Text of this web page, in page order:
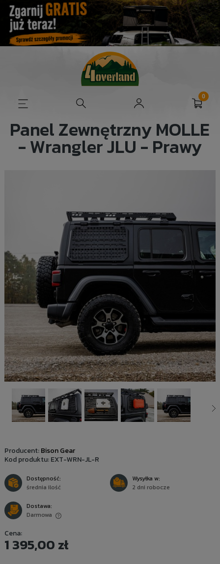
Panel Zewnętrzny MOLLE
- Wrangler JLU - Prawy
Producent:Bison Gear
Kod produktu:EXT-WRN-JL-R
Dostępność:
średnia ilość
Wysyłka w:
2 dni robocze
Dostawa:
Darmowa
Cena:
1 395,00 zł